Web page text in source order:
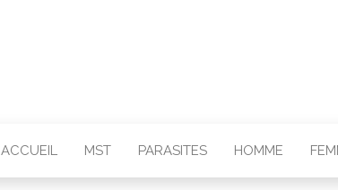
ACCUEIL MST PARASITES HOMME